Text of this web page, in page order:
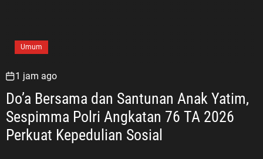
Umum
1 jam ago
Do’a Bersama dan Santunan Anak Yatim,
Sespimma Polri Angkatan 76 TA 2026
Perkuat Kepedulian Sosial